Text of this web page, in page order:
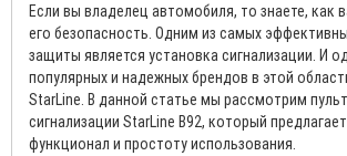
Если вы владелец автомобиля, то знаете, как
его безопасность. Одним из самых
защиты является установка сигнализации. И
популярных и надежных брендов в этой
StarLine. В данной статье мы рассмотрим
сигнализации StarLine B92, который
функционал и простоту использования.